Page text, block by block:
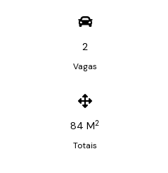
2
Vagas
84 M2
Totais